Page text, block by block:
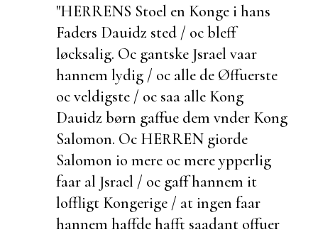
"HERRENS Stoel en Konge i hans
Faders Dauidz sted / oc bleff
løcksalig. Oc gantske Jsrael vaar
hannem lydig / oc alle de Øffuerste
oc veldigste / oc saa alle Kong
Dauidz børn gaffue dem vnder Kong
Salomon. Oc HERREN giorde
Salomon io mere oc mere ypperlig
faar al Jsrael / oc gaff hannem it
loffligt Kongerige / at ingen faar
hannem haffde hafft saadant offuer